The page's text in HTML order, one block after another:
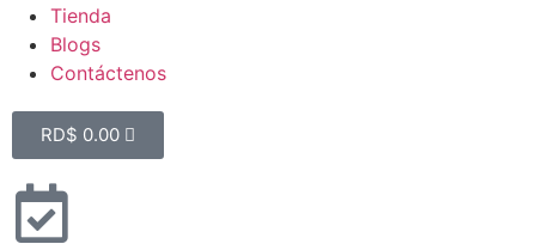
Tienda
Blogs
Contáctenos
RD$ 0.00